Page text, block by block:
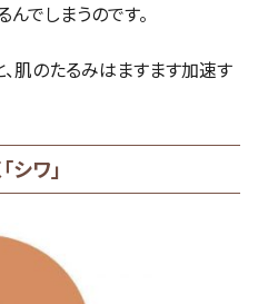
でしまうのです。
肌のたるみはますます加速す
シワ」